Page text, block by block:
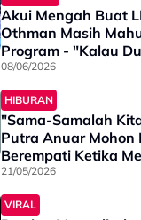
Akui Mengah Buat
Othman Masih
Program - "Kalau
Mak Buyong Boring
08/06/2026
HIBURAN
"Sama-Samalah
Putra Anuar Mohon
Berempati Ketika
Penyampai Radio
21/05/2026
VIRAL